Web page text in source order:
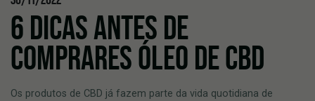
6 DICAS ANTES DE
COMPRARES ÓLEO DE CBD
Os produtos de CBD já fazem parte da vida quotidiana de